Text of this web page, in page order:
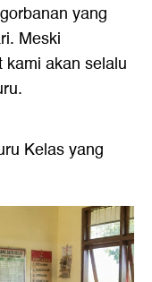
yang
Meski
akan selalu
Kelas yang